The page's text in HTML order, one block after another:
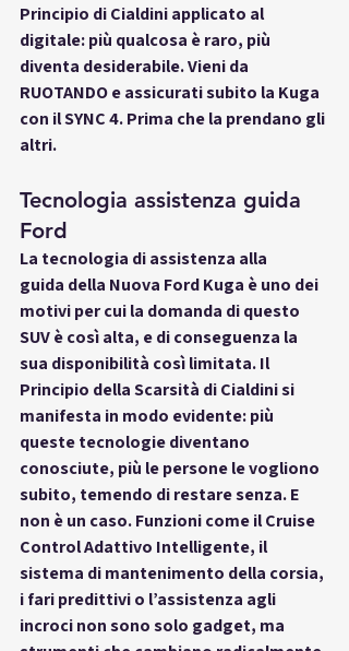
Principio di Cialdini applicato al
digitale: più qualcosa è raro, più
diventa desiderabile. Vieni da
RUOTANDO e assicurati subito la Kuga
con il SYNC 4. Prima che la prendano gli
altri.
Tecnologia assistenza guida
Ford
La tecnologia di assistenza alla
guida della Nuova Ford Kuga è uno dei
motivi per cui la domanda di questo
SUV è così alta, e di conseguenza la
sua disponibilità così limitata. Il
Principio della Scarsità di Cialdini si
manifesta in modo evidente: più
queste tecnologie diventano
conosciute, più le persone le vogliono
subito, temendo di restare senza. E
non è un caso. Funzioni come il Cruise
Control Adattivo Intelligente, il
sistema di mantenimento della corsia,
i fari predittivi o l’assistenza agli
incroci non sono solo gadget, ma